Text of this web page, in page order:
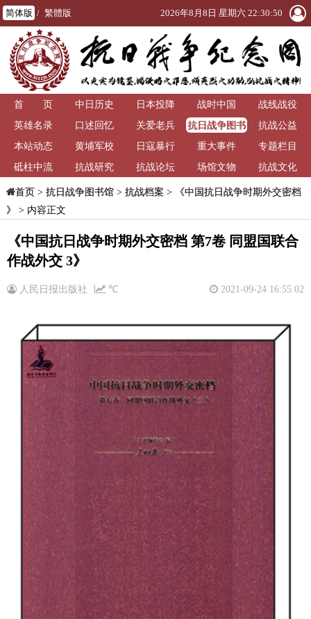
简体版 / 繁體版 2026年8月8日 星期六 22:30:50
首 页 中日历史 日本投降 战时中国
战线战役
英雄名录
口述回忆 关爱老兵
抗日战争图书
馆
抗战公益
本站动态
黄埔军校 日寇暴行 重大事件
专题栏目
砥柱中流
抗战研究 抗战论坛 场馆文物 抗战文化
首页> 抗日战争图书馆> 抗战档案>
《中国抗日战争时期外交密档
》
> 内容正文
《中国抗日战争时期外交密档 第7卷 同盟国联合
作战外交 3》
人民日报出版社 2021-09-24 16:55:02
℃